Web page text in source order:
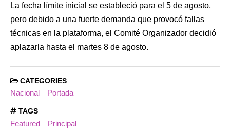
La fecha límite inicial se estableció para el 5 de agosto,
pero debido a una fuerte demanda que provocó fallas
técnicas en la plataforma, el Comité Organizador decidió
aplazarla hasta el martes 8 de agosto.
CATEGORIES
Nacional Portada
TAGS
Featured Principal